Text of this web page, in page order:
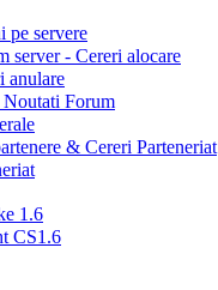
servere
- Cereri alocare
Forum
& Cereri Parteneriat
1.6
CS1.6